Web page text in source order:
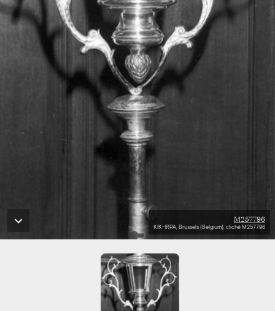
M257796
KIK-IRPA, Brussels (Belgium), cliché M257796